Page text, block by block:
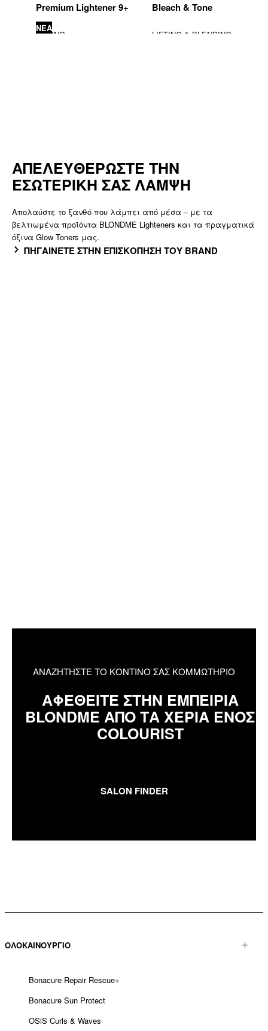
Premium Lightener 9+
ΝΕA
Bleach & Tone
TONING LIFTING & BLENDING
ΑΠΕΛΕΥΘΕΡΩΣΤΕ ΤΗΝ
ΕΣΩΤΕΡΙΚΗ ΣΑΣ ΛΑΜΨΗ
Απολαύστε το ξανθό που λάμπει από μέσα – με τα
βελτιωμένα προϊόντα BLONDME Lighteners και τα πραγματικά
όξινα Glow Toners μας.
ΠΗΓΑΙΝΕΤΕ ΣΤΗΝ ΕΠΙΣΚΟΠΗΣΗ ΤΟΥ BRAND
ΑΝΑΖΗΤΗΣΤΕ ΤΟ ΚΟΝΤΙΝΟ ΣΑΣ ΚΟΜΜΩΤΗΡΙΟ
ΑΦΕΘΕΙΤΕ ΣΤΗΝ ΕΜΠΕΙΡΙΑ
BLONDME ΑΠΟ ΤΑ ΧΕΡΙΑ ΕΝΟΣ
COLOURIST
SALON FINDER
ΟΛΟΚΑΙΝΟΥΡΓΙΟ
Bonacure Repair Rescue+
Bonacure Sun Protect
OSiS Curls & Waves